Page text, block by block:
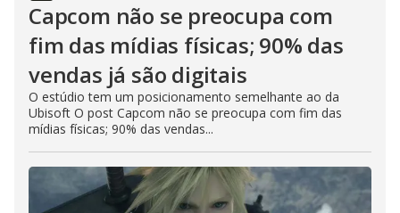
Capcom não se preocupa com
fim das mídias físicas; 90% das
vendas já são digitais
O estúdio tem um posicionamento semelhante ao da
Ubisoft O post Capcom não se preocupa com fim das
mídias físicas; 90% das vendas...